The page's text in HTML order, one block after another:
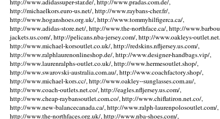
http://www.adidassuper-star.de/, http://www.pradas.com.de/,
http://michaelkors.euro-us.net/, http://www.raybans-cher.fr/,
http://www.hoganshoes.org.uk/, http://www.tommyhilfigerca.ca/,
http://www.adidas-store.net/, http://www.the-northface.ca/, http://
jackets.us.com/, http://pelicans.nba-jersey.com/, http://www.oakleys-
http://www.michael-korsoutlet.co.uk/, http://redskins.nfljersey.us.com/,
http://www.ralphlaurenonlineshop.de/, http://www.designer-handbags.vip/,
http://www.laurenralphs-outlet.co.uk/, http://www.hermesoutlet.shop/,
http://www.swarovski-australia.com.au/, http://www.coachfactory.shop/,
http://www.michael-kors.cc/, http://www.oakley--sunglasses.com.au/,
http://www.coach-outlets.net.co/, http://eagles.nfljersey.us.com/,
http://www.cheap-raybansoutlet.com.co/, http://www.chiflatiron.net.co/,
http://www.new-balancecanada.ca/, http://www.ralph-laurenpolosoutlet.com/,
http://www.the-northfaces.org.uk/, http://www.nba-shoes.com/,